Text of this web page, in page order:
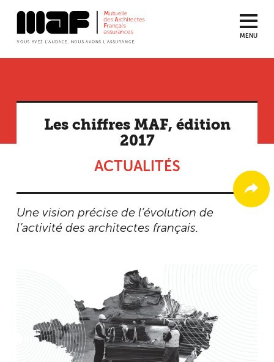
MENU
Les chiffres MAF, édition
2017
ACTUALITÉS
Une vision précise de l’évolution de
l’activité des architectes français.